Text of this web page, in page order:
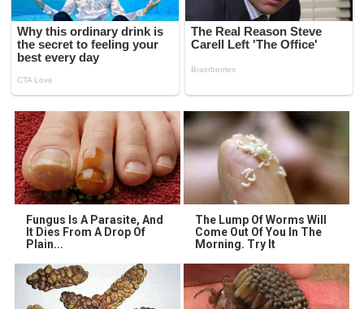
Fungus Is A Parasite, And
It Dies From A Drop Of
Plain...
The Lump Of Worms Will
Come Out Of You In The
Morning. Try It